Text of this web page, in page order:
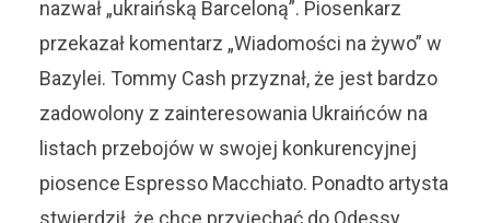
nazwał „ukraińską Barceloną”. Piosenkarz
przekazał komentarz „Wiadomości na żywo” w
Bazylei. Tommy Cash przyznał, że jest bardzo
zadowolony z zainteresowania Ukraińców na
listach przebojów w swojej konkurencyjnej
piosence Espresso Macchiato. Ponadto artysta
stwierdził, że chce przyjechać do Odessy.